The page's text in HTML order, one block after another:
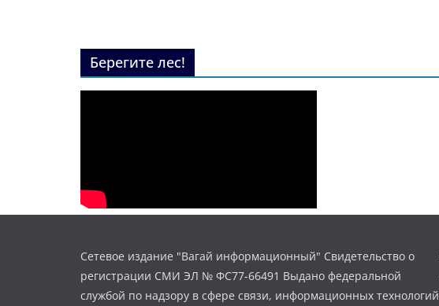
Берегите лес!
Сетевое издание "Вагай информационный" Свидетельство о
регистрации СМИ ЭЛ № ФС77-66491 Выдано федеральной
службой по надзору в сфере связи, информационных технологий